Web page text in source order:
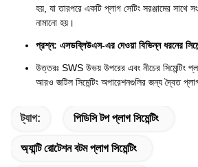
হয়, যা তারপরে একটি প্লাগ সেটিং সরঞ্জামের
নামানো হয়।
প্রশ্ন: এসডব্লিউএস-এর দেওয়া বিভিন্ন ধরনের
উত্তরঃ SWS উভয় উপরের এবং নীচের সিমেন্টিং
আরও জটিল সিমেন্টিং অপারেশনগুলির জন্য দ্বৈত
ট্যাগ: পিডিসি টপ প্লাগ সিমেন্টিং
অ্যান্টি রোটেশন বটম প্লাগ সিমেন্টিং